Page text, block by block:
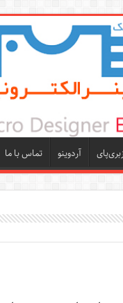
آردوینو تماس با ما